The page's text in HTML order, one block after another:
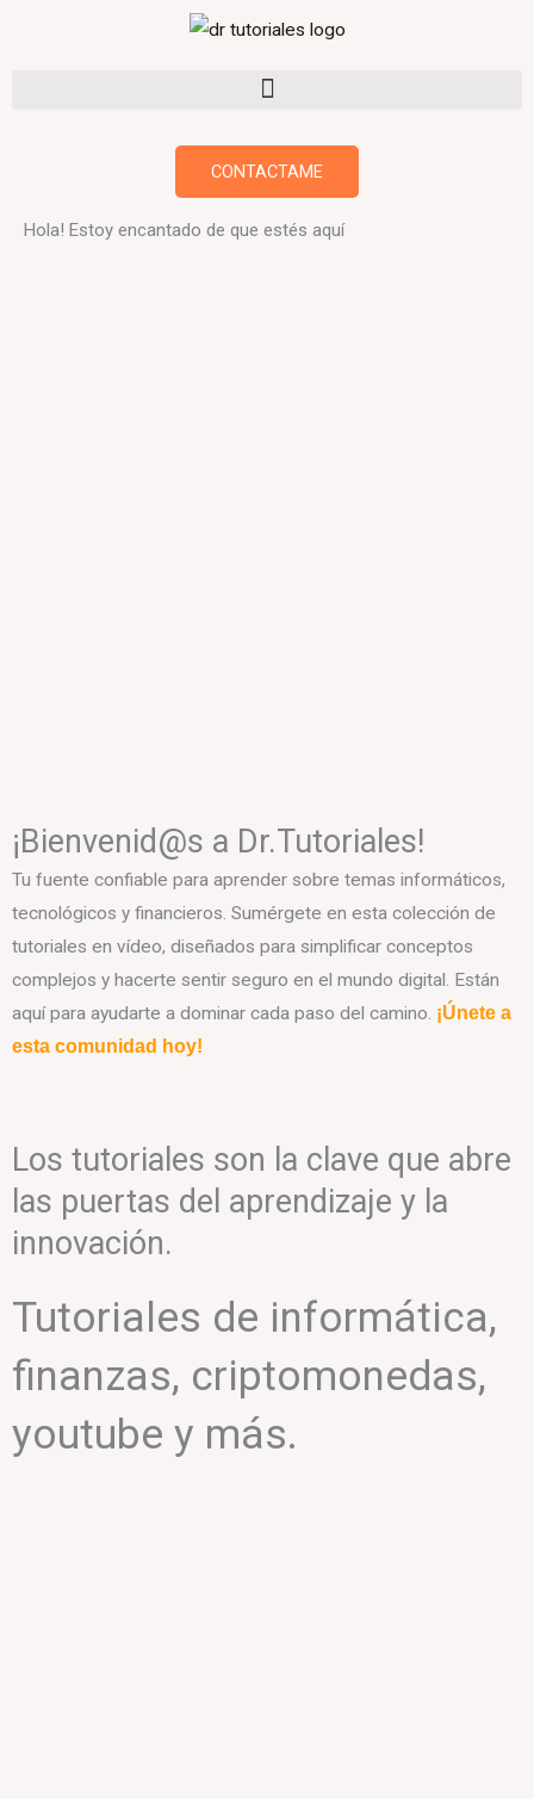
CONTACTAME
Hola! Estoy encantado de que estés aquí
¡Bienvenid@s a Dr.Tutoriales!
Tu fuente confiable para aprender sobre temas informáticos,
tecnológicos y financieros. Sumérgete en esta colección de
tutoriales en vídeo, diseñados para simplificar conceptos
complejos y hacerte sentir seguro en el mundo digital. Están
aquí para ayudarte a dominar cada paso del camino. ¡Únete a
esta comunidad hoy!
Los tutoriales son la clave que abre
las puertas del aprendizaje y la
innovación.
Tutoriales de informática,
finanzas, criptomonedas,
youtube y más.